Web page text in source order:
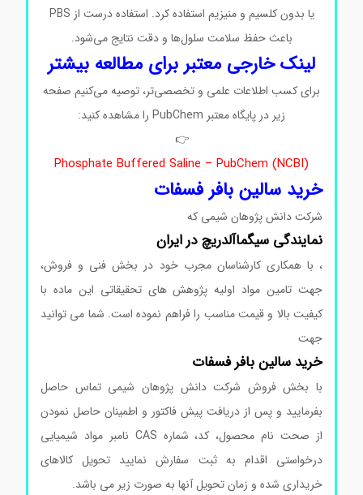
یا بدون کلسیم و منیزیم استفاده کرد. استفاده درست از PBS
باعث حفظ سلامت سلول‌ها و دقت نتایج می‌شود.
لینک خارجی معتبر برای مطالعه بیشتر
برای کسب اطلاعات علمی و تخصصی‌تر، توصیه می‌کنیم صفحه
زیر در پایگاه معتبر PubChem را مشاهده کنید:
Phosphate Buffered Saline – PubChem (NCBI)
خرید سالین بافر فسفات
شرکت دانش پژوهان شیمی که
نمایندگی سیگماآلدریچ در ایران
، با همکاری کارشناسان مجرب خود در بخش فنی و فروش،
جهت تامین مواد اولیه پژوهش های تحقیقاتی این ماده با
کیفیت بالا و قیمت مناسب را فراهم نموده است. شما می توانید
جهت
خرید سالین بافر فسفات
با بخش فروش شرکت دانش پژوهان شیمی تماس حاصل
بفرمایید و پس از دریافت پیش فاکتور و اطمینان حاصل نمودن
از صحت نام محصول، کد، شماره CAS نامبر مواد شیمیایی
درخواستی اقدام به ثبت سفارش نمایید تحویل کالاهای
خریداری شده و زمان تحویل آنها به صورت زیر می باشد.